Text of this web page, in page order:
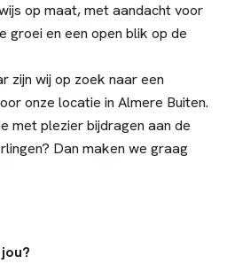
op maat, met aandacht voor
groei en een open blik op de
zijn wij op zoek naar een
onze locatie in Almere Buiten.
met plezier bijdragen aan de
Dan maken we graag